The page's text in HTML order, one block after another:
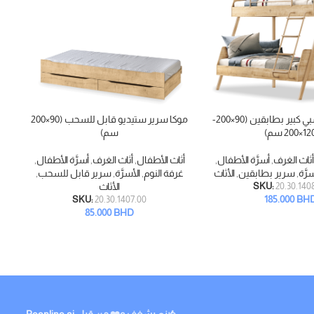
موكا سرير خشبي كبير بطابقين (90×200-
سم)
أثاث الغرف ,أسرَّة الأطفال
,سرير بطابقين ,الأثاث
SKU:
185.000
إضافة إلى السلة
موكا سرير ستيديو قابل للسحب (90×200
سم)
أثاث الأطفال ,أثاث الغرف ,أسرَّة الأطفال
غرفة النوم ,الأسرَّة ,سرير قابل للسحب
الأثاث
SKU:20.30.1407.00
85.000BHD